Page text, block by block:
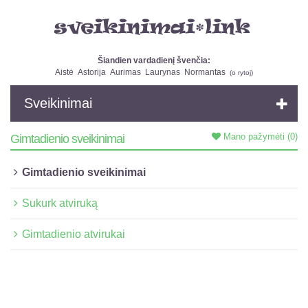
Šiandien vardadienį švenčia:
Aistė Astorija Aurimas Laurynas Normantas (o rytoj)
Sveikinimai
Mano pažymėti (0)
Gimtadienio sveikinimai
Gimtadienio sveikinimai
Sukurk atviruką
Gimtadienio atvirukai